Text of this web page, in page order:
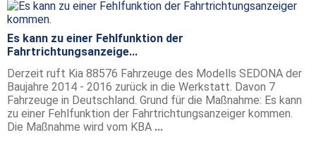
Es kann zu einer Fehlfunktion der
Fahrtrichtungsanzeige...
Derzeit ruft Kia 88576 Fahrzeuge des Modells SEDONA der
Baujahre 2014 - 2016 zurück in die Werkstatt. Davon 7
Fahrzeuge in Deutschland. Grund für die Maßnahme: Es kann
zu einer Fehlfunktion der Fahrtrichtungsanzeiger kommen.
Die Maßnahme wird vom KBA ...